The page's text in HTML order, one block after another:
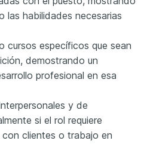
las habilidades necesarias
cursos específicos que sean
demostrando un
profesional en esa
y de
si el rol requiere
clientes o trabajo en